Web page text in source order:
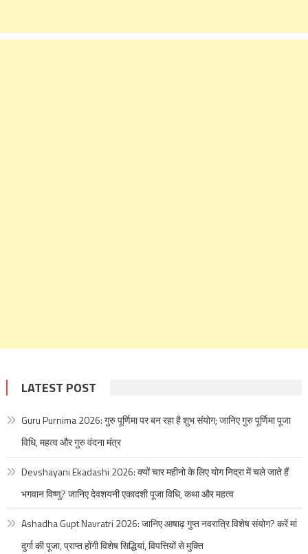
LATEST POST
Guru Purnima 2026: गुरु पूर्णिमा पर बन रहा है शुभ संयोग; जानिए गुरु पूर्णिमा पूजा
विधि, महत्व और गुरु वंदना मंत्र
Devshayani Ekadashi 2026: क्यों चार महीनो के लिए योग निद्रा में चले जाते हैं
भगवान विष्णु? जानिए देवशयनी एकादशी पूजा विधि, कथा और महत्व
Ashadha Gupt Navratri 2026: जानिए आषाढ़ गुप्त नवरात्रि विशेष संयोग? करें मां
दुर्गा की पूजा, प्राप्त होंगी विशेष सिद्धियां, विपत्तियों से मुक्ति